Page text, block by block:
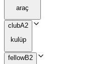
araç
clubA2
kulüp
fellowB2